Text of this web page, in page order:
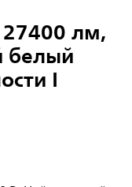
27400 лм,
белый
I